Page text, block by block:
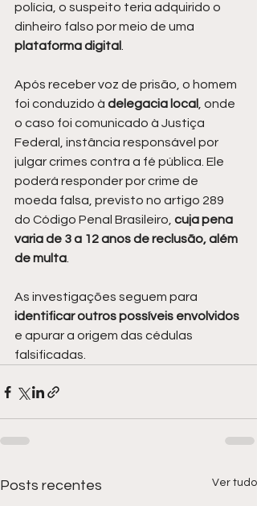
polícia, o suspeito teria adquirido o
dinheiro falso por meio de uma
plataforma digital.
Após receber voz de prisão, o homem
foi conduzido à delegacia local , onde
o caso foi comunicado à Justiça
Federal, instância responsável por
julgar crimes contra a fé pública. Ele
poderá responder por crime de
moeda falsa, previsto no artigo 289
do Código Penal Brasileiro, cuja pena
varia de 3 a 12 anos de reclusão, além
de multa.
As investigações seguem para
identificar outros possíveis envolvidos
e apurar a origem das cédulas
falsificadas.
Posts recentes Ver tudo